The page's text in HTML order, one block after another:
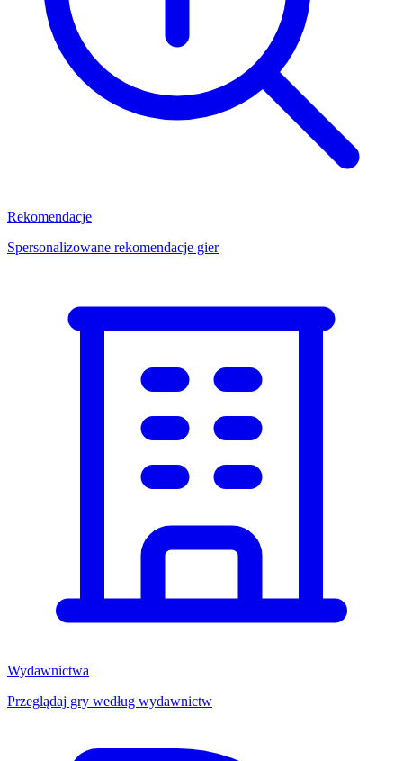
Rekomendacje
Spersonalizowane rekomendacje gier
Wydawnictwa
Przeglądaj gry według wydawnictw